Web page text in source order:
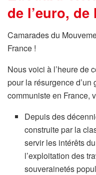
de l’euro, de
Camarades du
France !
Nous voici à l’heure de
pour la résurgence
communiste en France,
Depuis des
construite par la
servir les intérêts
l’exploitation des
souverainetés